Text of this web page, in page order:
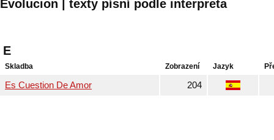
Evolucion | texty písní podle interpreta
E
Skladba Zobrazení Jazyk
Es Cuestion De Amor 204